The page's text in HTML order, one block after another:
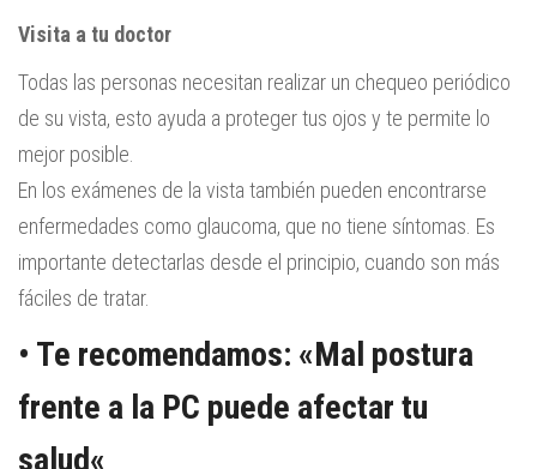
Visita a tu doctor
Todas las personas necesitan realizar un chequeo periódico
de su vista, esto ayuda a proteger tus ojos y te permite lo
mejor posible.
En los exámenes de la vista también pueden encontrarse
enfermedades como glaucoma, que no tiene síntomas. Es
importante detectarlas desde el principio, cuando son más
fáciles de tratar.
• Te recomendamos: «Mal postura
frente a la PC puede afectar tu
salud«